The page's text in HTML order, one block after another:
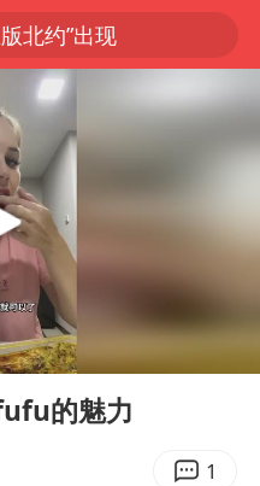
北约”出现
撬动暑期消费新蓝海
把枪口对准中国记者
河南警方公开征集黑恶犯罪线索
言广告视频已下架
WTT横滨冠军赛女单四强国乒占三席
出今年第2号指挥长令
的魅力
1